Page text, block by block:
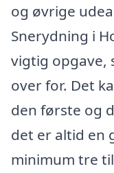
og øvrige
Snerydning i
vigtig opgave,
over for. Det
den første og
det er altid en
minimum tre